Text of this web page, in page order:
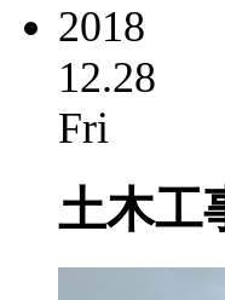
2018
12.28
Fri
土木工